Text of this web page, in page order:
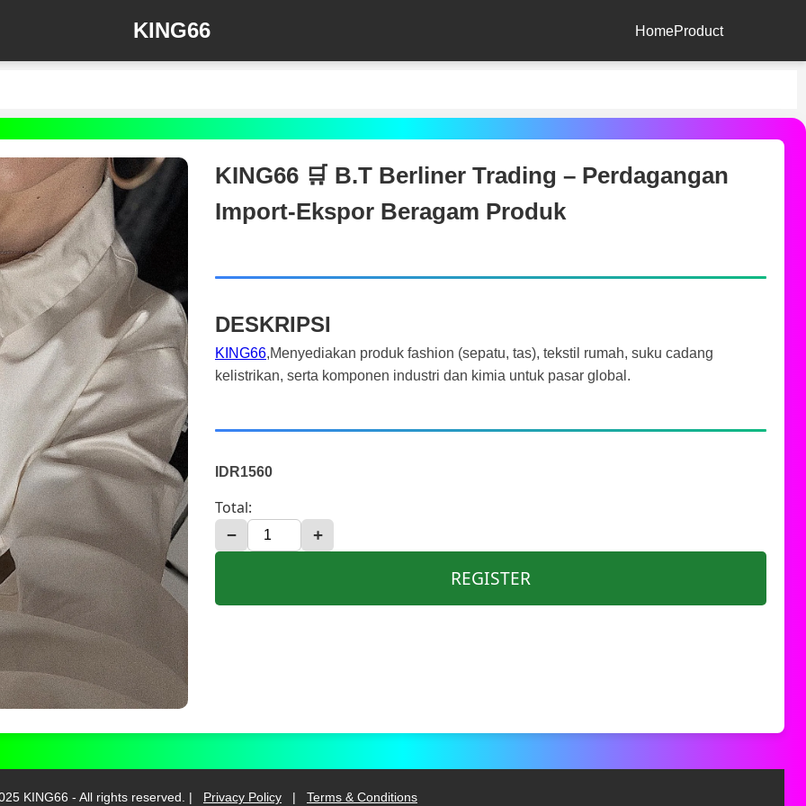
KING66 HomeProduct
KING66 🛒 B.T Berliner Trading – Perdagangan
Import-Ekspor Beragam Produk
DESKRIPSI
KING66,Menyediakan produk fashion (sepatu, tas), tekstil rumah, suku cadang
kelistrikan, serta komponen industri dan kimia untuk pasar global.
IDR1560
Total:
− +
REGISTER
KING66 - All rights reserved. | Privacy Policy | Terms & Conditions